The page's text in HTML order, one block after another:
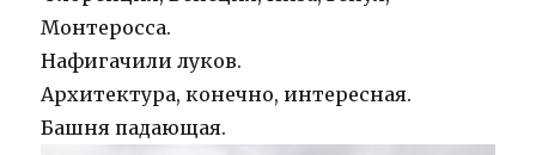
Монтеросса.
Нафигачили луков.
Архитектура, конечно, интересная.
Башня падающая.